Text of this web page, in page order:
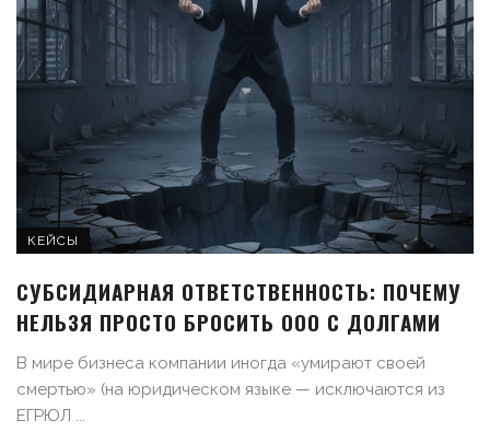
КЕЙСЫ
СУБСИДИАРНАЯ ОТВЕТСТВЕННОСТЬ: ПОЧЕМУ
НЕЛЬЗЯ ПРОСТО БРОСИТЬ ООО С ДОЛГАМИ
В мире бизнеса компании иногда «умирают своей
смертью» (на юридическом языке — исключаются из
ЕГРЮЛ ...